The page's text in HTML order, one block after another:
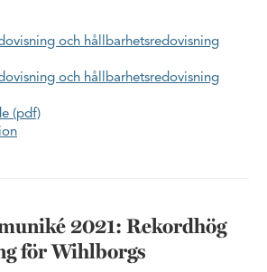
och hållbarhetsredovisning
och hållbarhetsredovisning
(pdf)
2021: Rekordhög
för Wihlborgs